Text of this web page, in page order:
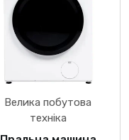
Велика побутова
техніка